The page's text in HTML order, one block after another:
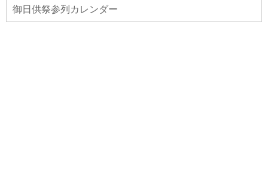
御日供祭参列カレンダー